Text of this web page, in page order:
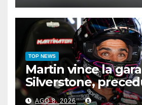
TOP NEWS
Martin vince la
Silverstone,
e Bezzecchi
AGO 8, 2026